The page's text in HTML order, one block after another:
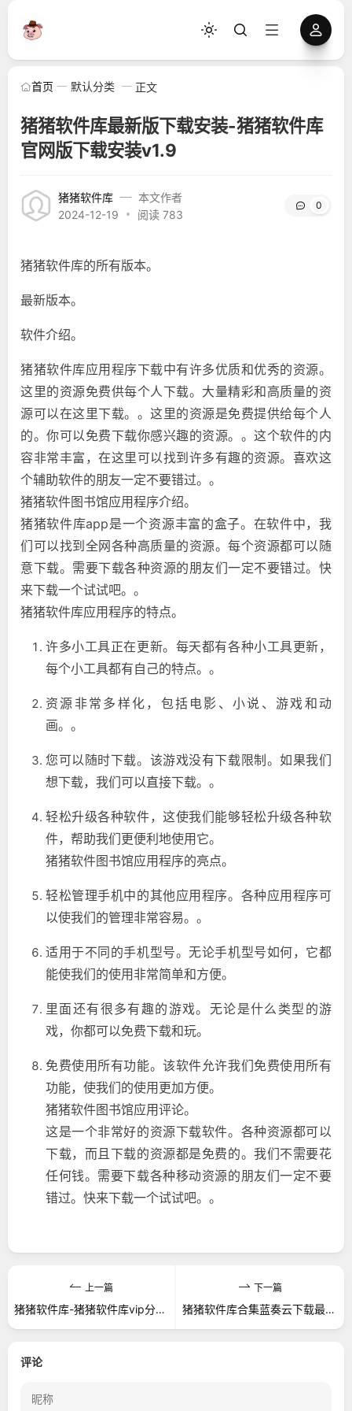
首页 默认分类 正文
猪猪软件库最新版下载安装-猪猪软件库
官网版下载安装v1.9
猪猪软件库
本文作者
2024-12-19
阅读 783
0
猪猪软件库的所有版本。
最新版本。
软件介绍。
猪猪软件库应用程序下载中有许多优质和优秀的资源。
这里的资源免费供每个人下载。大量精彩和高质量的资
源可以在这里下载。。这里的资源是免费提供给每个人
的。你可以免费下载你感兴趣的资源。。这个软件的内
容非常丰富，在这里可以找到许多有趣的资源。喜欢这
个辅助软件的朋友一定不要错过。。
猪猪软件图书馆应用程序介绍。
猪猪软件库app是一个资源丰富的盒子。在软件中，我
们可以找到全网各种高质量的资源。每个资源都可以随
意下载。需要下载各种资源的朋友们一定不要错过。快
来下载一个试试吧。。
猪猪软件库应用程序的特点。
许多小工具正在更新。每天都有各种小工具更新，
每个小工具都有自己的特点。。
资源非常多样化，包括电影、小说、游戏和动
画。。
您可以随时下载。该游戏没有下载限制。如果我们
想下载，我们可以直接下载。。
轻松升级各种软件，这使我们能够轻松升级各种软
件，帮助我们更便利地使用它。
猪猪软件图书馆应用程序的亮点。
轻松管理手机中的其他应用程序。各种应用程序可
以使我们的管理非常容易。。
适用于不同的手机型号。无论手机型号如何，它都
能使我们的使用非常简单和方便。
里面还有很多有趣的游戏。无论是什么类型的游
戏，你都可以免费下载和玩。
免费使用所有功能。该软件允许我们免费使用所有
功能，使我们的使用更加方便。
猪猪软件图书馆应用评论。
这是一个非常好的资源下载软件。各种资源都可以
下载，而且下载的资源都是免费的。我们不需要花
任何钱。需要下载各种移动资源的朋友们一定不要
错过。快来下载一个试试吧。。
上一篇
猪猪软件库-猪猪软件库vip分享破解版app下载 - 猪猪软件库
下一篇
猪猪软件库合集蓝奏云下载最新版
评论